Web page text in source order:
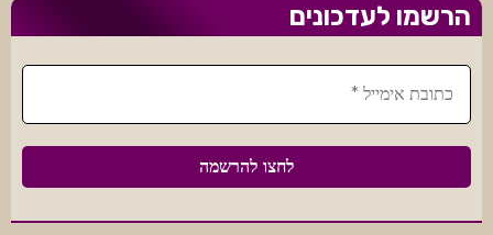
הרשמו לעדכונים